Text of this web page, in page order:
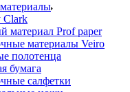
Clark
материал Prof paper
материалы Veiro
полотенца
бумага
салфетки